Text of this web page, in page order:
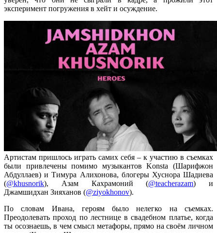
эксперимент погружения в хейт и осуждение.
Артистам пришлось играть самих себя – к участию в съемках
были привлечены помимо музыкантовKonsta(Шарифжон
Абдуллаев)иТимура Алихонова, блогеры Хуснора Шадиева
(@khusnorik), Азам Кахрамоний (@teacherazam) и
Джамшидхан Зияханов (@ziyokhonov).
По словам Ивана, героям было нелегко на съемках.
Преодолевать проход по лестнице в свадебном платье, когда
ты осознаешь, в чем смысл метафоры, прямо на своём личном